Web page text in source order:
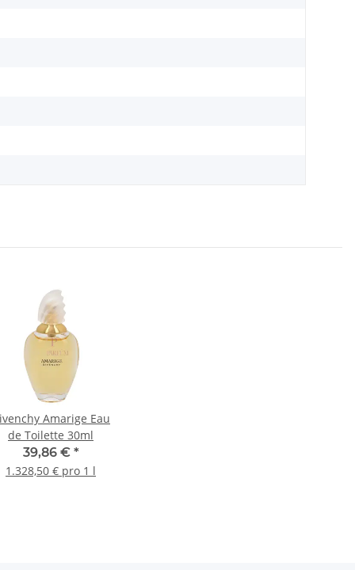
Amarige Eau
de Toilette 30ml
39,86 € *
1.328,50 € pro 1 l